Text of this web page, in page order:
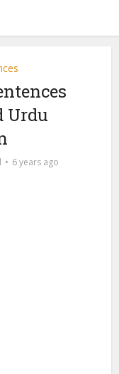
Urdu
6 years ago